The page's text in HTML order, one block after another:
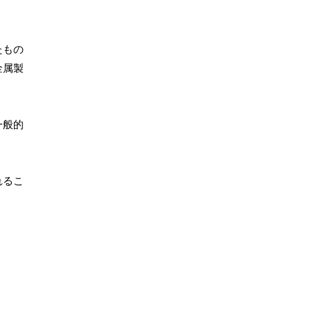
もの
属製
般的
こ